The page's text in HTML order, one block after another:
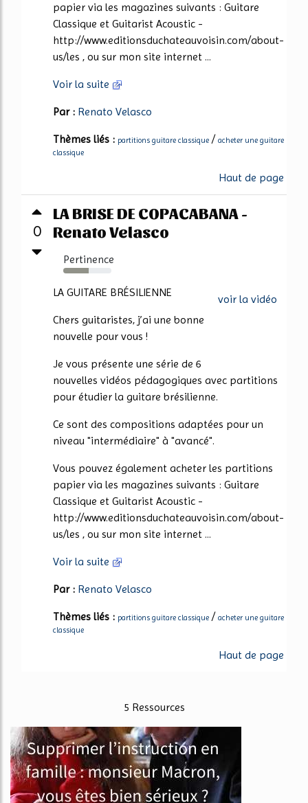
papier via les magazines suivants : Guitare
Classique et Guitarist Acoustic -
http://www.editionsduchateauvoisin.com/about-
us/les , ou sur mon site internet ...
Voir la suite
Par : Renato Velasco
Thèmes liés : partitions guitare classique / acheter une guitare
classique
Haut de page
0
LA BRISE DE COPACABANA -
Renato Velasco
Pertinence
53%
voir la vidéo
LA GUITARE BRÉSILIENNE
Chers guitaristes, j’ai une bonne
nouvelle pour vous !
Je vous présente une série de 6
nouvelles vidéos pédagogiques avec partitions
pour étudier la guitare brésilienne.
Ce sont des compositions adaptées pour un
niveau "intermédiaire" à "avancé".
Vous pouvez également acheter les partitions
papier via les magazines suivants : Guitare
Classique et Guitarist Acoustic -
http://www.editionsduchateauvoisin.com/about-
us/les , ou sur mon site internet ...
Voir la suite
Par : Renato Velasco
Thèmes liés : partitions guitare classique / acheter une guitare
classique
Haut de page
5 Ressources